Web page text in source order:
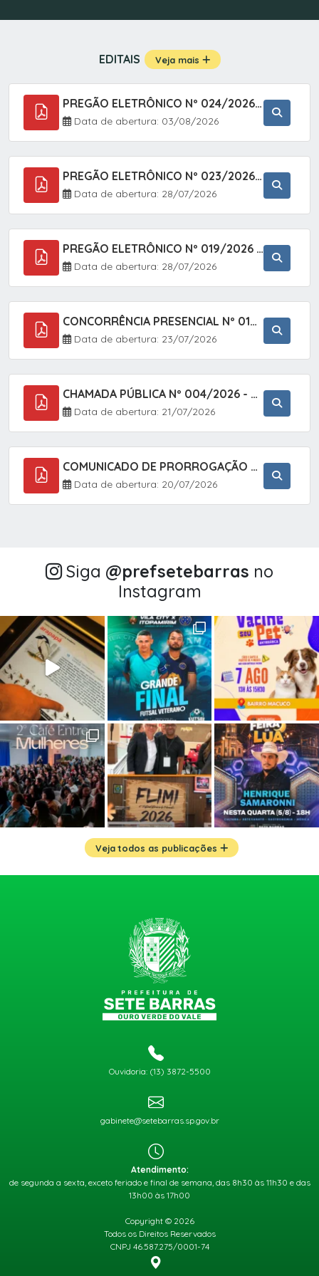
EDITAIS Veja mais
PREGÃO ELETRÔNICO Nº 024/2026 - AQUISIÇÃO DE GÁS MEDICINAL TIPO OXIGÊNIO (1,00 M3, 3,00 M3 E 10,00 M3), EM ATENDIMENTO À SECRETARIA MUNICIPAL DE SAÚDE, ATRAVÉS DO SISTEMA DE REGISTRO DE PREÇOS (SRP)
Data de abertura: 03/08/2026
PREGÃO ELETRÔNICO Nº 023/2026 - AQUISIÇÃO DE ENXOVAL INFANTIL, EM ATENDIMENTO À SECRETARIA MUNICIPAL DE EDUCAÇÃO, ATRAVÉS DO SISTEMA DE REGISTRO DE PREÇOS (SRP).
Data de abertura: 28/07/2026
PREGÃO ELETRÔNICO Nº 019/2026 - ONTRATAÇÃO DE EMPRESA ESPECIALIZADA PARA A PRESTAÇÃO DE SERVIÇOS VETERINÁRIOS CLÍNICOS E CIRÚRGICOS, COM FOCO EM AÇÕES DE SAÚDE PÚBLICA, BEM-ESTAR ANIMAL E CONTROLE POPULACIONAL ÉTICO DE CÃES E GATOS, EM ATENDIMENTO À
Data de abertura: 28/07/2026
CONCORRÊNCIA PRESENCIAL Nº 018/2026 - PAVIMENTAÇÃO ASFÁLTICA NO BAIRRO VOTUPOCA ? ESTRADA DA RAPOSA, NO MUNICÍPIO DE SETE BARRAS/SP
Data de abertura: 23/07/2026
CHAMADA PÚBLICA Nº 004/2026 - AQUISIÇÃO DE GÊNEROS ALIMENTÍCIOS DA AGRICULTURA FAMILIAR PARA ALIMENTAÇÃO ESCOLAR COM DISPENSA DE LICITAÇÃO, LEI N.º 11.947, DE 16/07/2009, RESOLUÇÃO N.º 26 DO FNDE, DE 17/06/2013 E ALTERAÇÕES E A LEI FEDERAL Nº 14.133/
Data de abertura: 21/07/2026
COMUNICADO DE PRORROGAÇÃO DE PRAZO DO CHAMAMENTO PÚBLICO Nº 005/2026 - FOMENTO À EXECUÇÃO DE AÇÕES CULTURAIS (APOIO DIRETO SELEÇÃO DE PROJETOS PARA FIRMAR TERMO DE EXECUÇÃO CULTURAL COM RECURSOS DA POLÍTICA NACIONAL ALDIR BLANC DE FOMENTO À CULTURA
Data de abertura: 20/07/2026
Siga @‌prefsetebarras no
Instagram
Veja todos as publicações
Ouvidoria: (13) 3872-5500
gabinete@setebarras.sp.gov.br
Atendimento:
de segunda a sexta, exceto feriado e final de semana, das 8h30 às 11h30 e das
13h00 às 17h00
Copyright © 2026
Todos os Direitos Reservados
CNPJ 46.587.275/0001-74